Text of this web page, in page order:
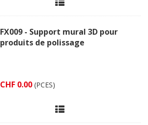
FX009 - Support mural 3D pour
produits de polissage
CHF 0.00 (PCES)